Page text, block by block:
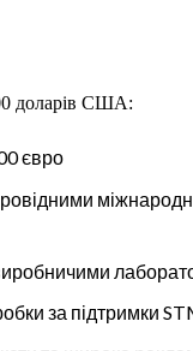
доларів США:
євро
провідними
за підтримки